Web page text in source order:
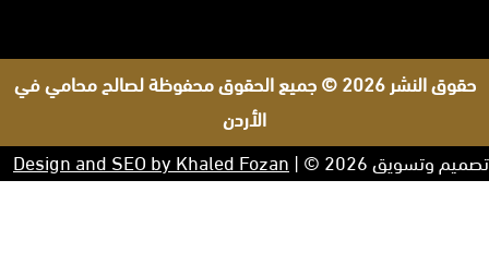
حقوق النشر 2026 © جميع الحقوق محفوظة لصالح محامي في
الأردن
تصميم وتسويق 2026 © |
Design and SEO by Khaled Fozan